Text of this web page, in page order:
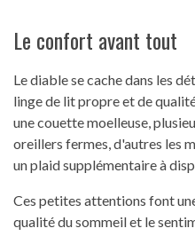
Le confort avant tout
Le diable se cache dans les
linge de lit propre et de
une couette moelleuse,
oreillers fermes, d'autres les
un plaid supplémentaire à
Ces petites attentions font
qualité du sommeil et le